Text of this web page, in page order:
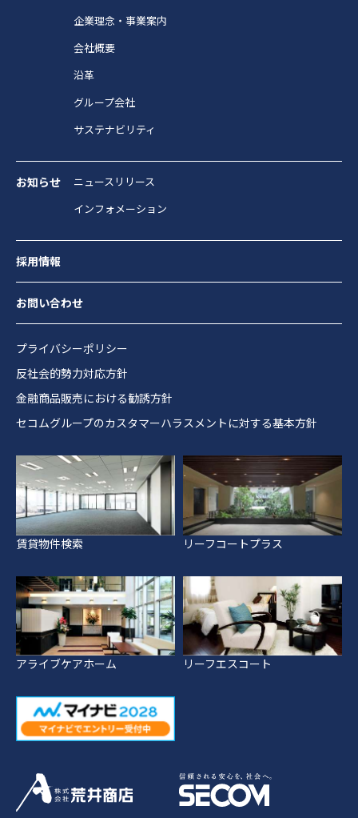
企業理念・事業案内
会社概要
沿革
グループ会社
サステナビリティ
お知らせ
ニュースリリース
インフォメーション
採用情報
お問い合わせ
プライバシーポリシー
反社会的勢力対応方針
金融商品販売における勧誘方針
セコムグループのカスタマーハラスメントに対する基本方針
賃貸物件検索 リーフコートプラス
アライブケアホーム リーフエスコート